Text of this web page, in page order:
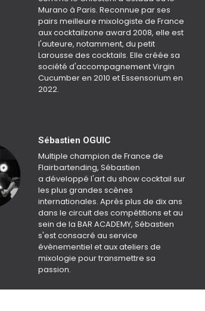
Murano à Paris. Reconnue par ses
pairs meilleure mixologiste de France
aux cocktailzone award 2008, elle est
l'auteure, notamment, du petit
Larousse des cocktails. Elle créée sa
société d'accompagnement Virgin
Cucumber en 2010 et Essensorium en
2022.
Sébastien OGUIC
Multiple champion de France de
Flairbartending, Sébastien
a développé l'art du show cocktail sur
les plus grandes scènes
internationales. Après plus de dix ans
dans le circuit des compétitions et au
sein de la BAR ACADEMY, Sébastien
s'est consacré au service
évènementiel et aux ateliers de
mixologie pour transmettre sa
passion.